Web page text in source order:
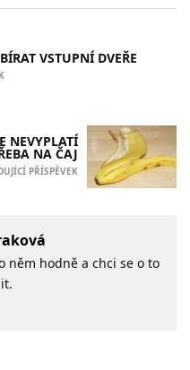
VSTUPNÍ DVEŘE
NEVYPLATÍ
NA ČAJ
PŘÍSPĚVEK
něm hodně a chci se o to